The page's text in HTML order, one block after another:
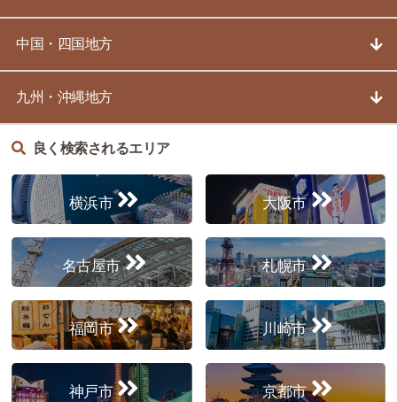
中国・四国地方
九州・沖縄地方
良く検索されるエリア
横浜市 大阪市
名古屋市 札幌市
福岡市 川崎市
神戸市 京都市